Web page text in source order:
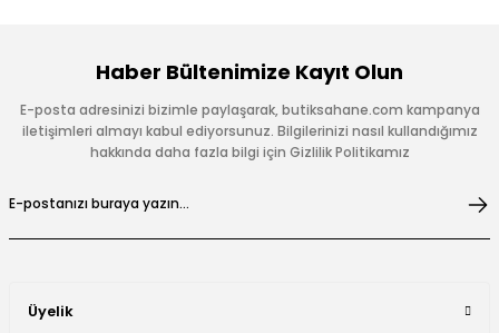
Haber Bültenimize Kayıt Olun
E-posta adresinizi bizimle paylaşarak, butiksahane.com kampanya
iletişimleri almayı kabul ediyorsunuz. Bilgilerinizi nasıl kullandığımız
hakkında daha fazla bilgi için Gizlilik Politikamız
Üyelik